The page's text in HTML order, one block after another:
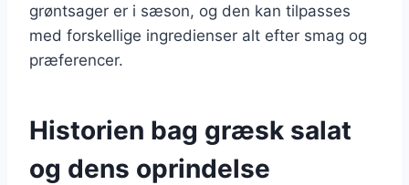
grøntsager er i sæson, og den kan tilpasses
med forskellige ingredienser alt efter smag og
præferencer.
Historien bag græsk salat
og dens oprindelse